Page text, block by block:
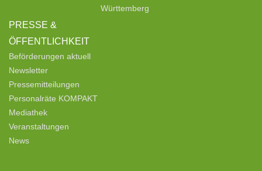
PRESSE &
ÖFFENTLICHKEIT
Beförderungen aktuell
Newsletter
Pressemitteilungen
Personalräte KOMPAKT
Mediathek
Veranstaltungen
News
Württemberg